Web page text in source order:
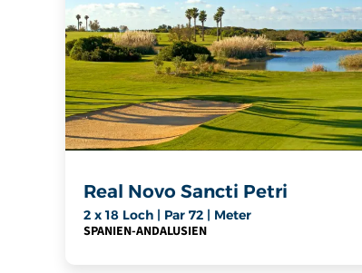
Real Novo Sancti Petri
2 x 18 Loch | Par 72 | Meter
SPANIEN-ANDALUSIEN